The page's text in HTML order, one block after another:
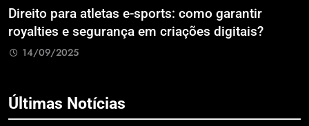
Direito para atletas e-sports: como garantir
royalties e segurança em criações digitais?
14/09/2025
Últimas Notícias